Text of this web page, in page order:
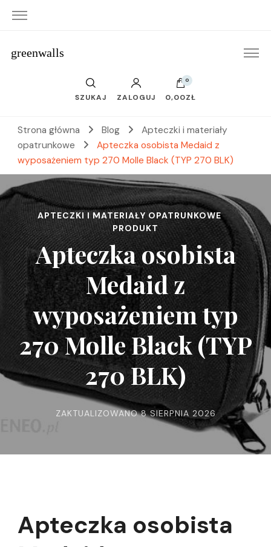
greenwalls
SZUKAJ ZALOGUJ
0
0,00ZŁ
Strona główna Blog
Apteczki i materiały
opatrunkowe
Apteczka osobista Medaid z
wyposażeniem typ 270 Molle Black (TYP 270 BLK)
APTECZKI I MATERIAŁY OPATRUNKOWE
PRODUKT
Apteczka osobista
Medaid z
wyposażeniem typ
270 Molle Black (TYP
270 BLK)
ZAKTUALIZOWANO8 SIERPNIA 2026
Apteczka osobista